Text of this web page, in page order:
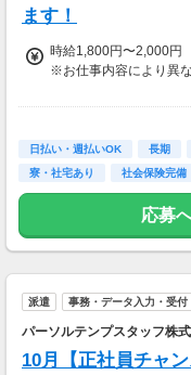
ます！
時給1,800円〜2,000円
※お仕事内容により異
＼最大時給2,000円も可
＜各種手当＞
・深夜手当：時給2,000
・休日出勤手当：時給
当）
日払い・週払いOK 長期
寮・社宅あり
社会保険完備
応募
派遣 事務・データ入力・受付
パーソルテンプスタッフ株
10月【正社員チャ